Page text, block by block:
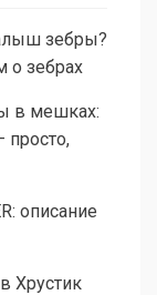
зебры?
о зебрах
в мешках:
просто,
описание
Хрустик